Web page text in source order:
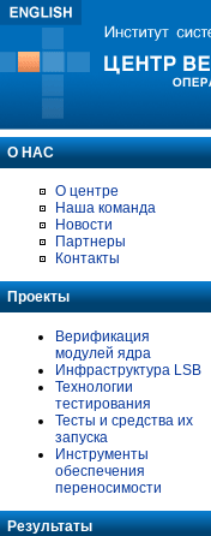
О НАС
О центре
Наша команда
Новости
Партнеры
Контакты
Проекты
Верификация
модулей ядра
Инфраструктура LSB
Технологии
тестирования
Тесты и средства их
запуска
Инструменты
обеспечения
переносимости
Результаты